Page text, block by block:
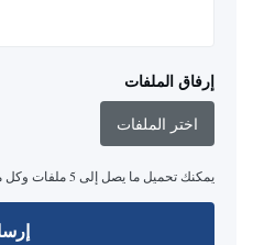
إرفاق الملفات
اختر الملفات
يمكنك تحميل ما يصل إلى 5 ملفات وكل ملف بحجم 10M أقصى.